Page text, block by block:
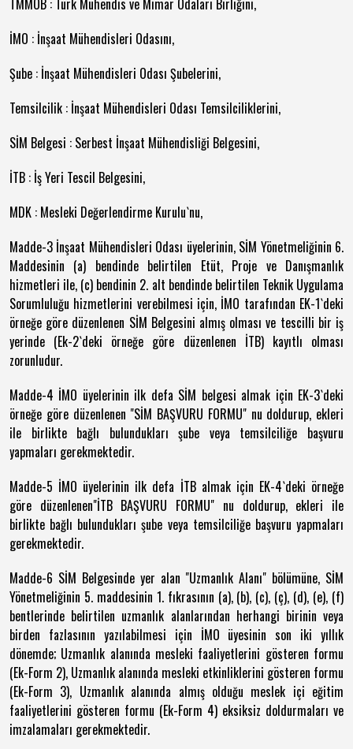
TMMOB : Türk Mühendis ve Mimar Odaları Birliğini,
İMO : İnşaat Mühendisleri Odasını,
Şube : İnşaat Mühendisleri Odası Şubelerini,
Temsilcilik : İnşaat Mühendisleri Odası Temsilciliklerini,
SİM Belgesi : Serbest İnşaat Mühendisliği Belgesini,
İTB : İş Yeri Tescil Belgesini,
MDK : Mesleki Değerlendirme Kurulu`nu,
Madde-3 İnşaat Mühendisleri Odası üyelerinin, SİM Yönetmeliğinin 6.
Maddesinin (a) bendinde belirtilen Etüt, Proje ve Danışmanlık
hizmetleri ile, (c) bendinin 2. alt bendinde belirtilen Teknik Uygulama
Sorumluluğu hizmetlerini verebilmesi için, İMO tarafından EK-1`deki
örneğe göre düzenlenen SİM Belgesini almış olması ve tescilli bir iş
yerinde (Ek-2`deki örneğe göre düzenlenen İTB) kayıtlı olması
zorunludur.
Madde-4 İMO üyelerinin ilk defa SİM belgesi almak için EK-3`deki
örneğe göre düzenlenen "SİM BAŞVURU FORMU" nu doldurup, ekleri
ile birlikte bağlı bulundukları şube veya temsilciliğe başvuru
yapmaları gerekmektedir.
Madde-5 İMO üyelerinin ilk defa İTB almak için EK-4`deki örneğe
göre düzenlenen"İTB BAŞVURU FORMU" nu doldurup, ekleri ile
birlikte bağlı bulundukları şube veya temsilciliğe başvuru yapmaları
gerekmektedir.
Madde-6 SİM Belgesinde yer alan "Uzmanlık Alanı" bölümüne, SİM
Yönetmeliğinin 5. maddesinin 1. fıkrasının (a), (b), (c), (ç), (d), (e), (f)
bentlerinde belirtilen uzmanlık alanlarından herhangi birinin veya
birden fazlasının yazılabilmesi için İMO üyesinin son iki yıllık
dönemde; Uzmanlık alanında mesleki faaliyetlerini gösteren formu
(Ek-Form 2), Uzmanlık alanında mesleki etkinliklerini gösteren formu
(Ek-Form 3), Uzmanlık alanında almış olduğu meslek içi eğitim
faaliyetlerini gösteren formu (Ek-Form 4) eksiksiz doldurmaları ve
imzalamaları gerekmektedir.